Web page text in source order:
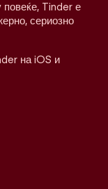
Tinder е
сериозно
на iOS и